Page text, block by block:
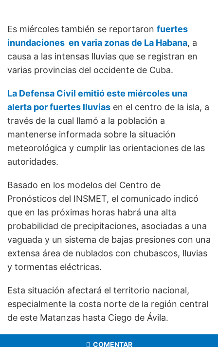
Es miércoles también se reportaron fuertes
inundaciones en varia zonas de La Habana, a
causa a las intensas lluvias que se registran en
varias provincias del occidente de Cuba.
La Defensa Civil emitió este miércoles una
alerta por fuertes lluvias en el centro de la isla, a
través de la cual llamó a la población a
mantenerse informada sobre la situación
meteorológica y cumplir las orientaciones de las
autoridades.
Basado en los modelos del Centro de
Pronósticos del INSMET, el comunicado indicó
que en las próximas horas habrá una alta
probabilidad de precipitaciones, asociadas a una
vaguada y un sistema de bajas presiones con una
extensa área de nublados con chubascos, lluvias
y tormentas eléctricas.
Esta situación afectará el territorio nacional,
especialmente la costa norte de la región central
de este Matanzas hasta Ciego de Ávila.
COMENTAR